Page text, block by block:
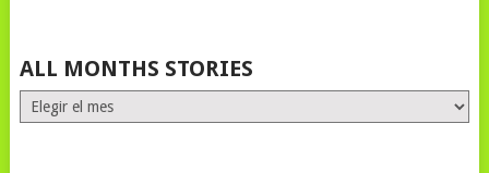
ALL MONTHS STORIES
ALL
MONTHS